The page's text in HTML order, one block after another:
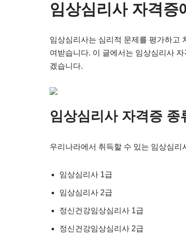
임상심리사 자격증
임상심리사는 심리적 문제를 평가하고
여받습니다. 이 글에서는 임상심리사
겠습니다.
임상심리사 자격증 종
우리나라에서 취득할 수 있는 임상심
임상심리사 1급
임상심리사 2급
정신건강임상심리사 1급
정신건강임상심리사 2급